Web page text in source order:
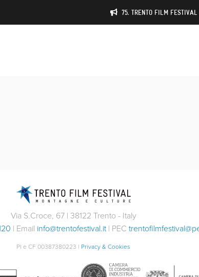
75. TRENTO FILM
Via S.Croce, 67 | 38122 Trento - Italy
| Email info@trentofestival.it| PEC
PI e CF 00387380223 | Privacy & Cookies